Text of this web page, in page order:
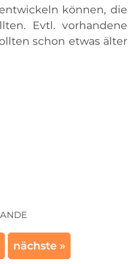
können, die
Evtl. vorhandene
schon etwas älter
nächste »